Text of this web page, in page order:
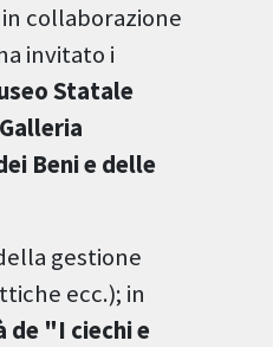
collaborazione
invitato i
Statale
Beni e delle
gestione
ecc.); in
de "I ciechi e